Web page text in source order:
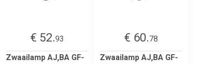
€ 52.93
Zwaailamp AJ,BA GF-
€ 60.78
Zwaailamp AJ,BA GF-